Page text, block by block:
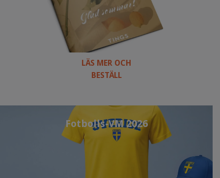
LÄS MER OCH
BESTÄLL
Fotbolls-VM 2026